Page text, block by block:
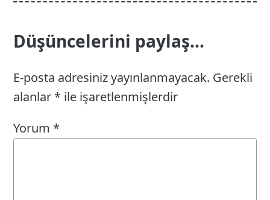
Düşüncelerini paylaş...
E-posta adresiniz yayınlanmayacak. Gerekli
alanlar * ile işaretlenmişlerdir
Yorum *